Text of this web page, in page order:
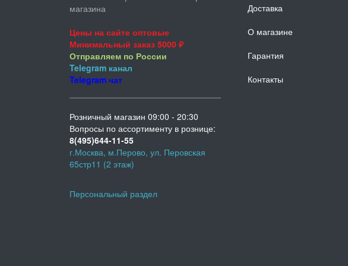
Доставка
О магазине
Гарантия
Контакты
магазина
Цены на сайте оптовые
Минимальный заказ 5000 ₽
Отправляем по России
Telegram канал
Telegram чат
Розничный магазин 09:00 - 20:30
Вопросы по ассортименту в рознице:
8(495)644-11-55
г.Москва, м.Перово, ул. Перовская
65стр11 (2 этаж)
Персональный раздел